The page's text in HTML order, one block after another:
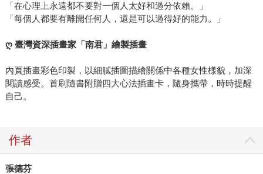
「在心理上永遠都不要對一個人太好和過分依賴。」
「每個人都要有離開任何人，還是可以過得好的能力。」
ღ 臺灣資深插畫家「南君」繪製插畫
內頁插畫彩色印製，以細膩插圖描繪關係中各種女性樣貌，加深
閱讀感受。首刷隨書附贈四大心法插畫卡，隨身攜帶，時時提醒
自己。
作者
張德芬